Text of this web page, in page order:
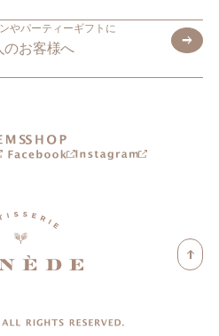
やパーティーギフトに
のお客様へ